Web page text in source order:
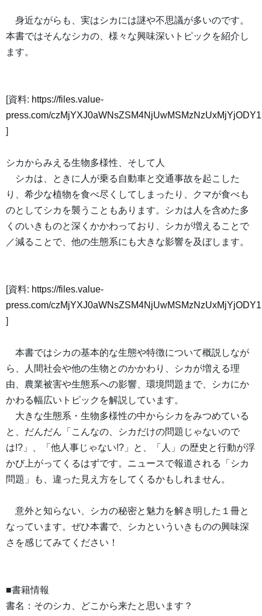
身近ながらも、実はシカには謎や不思議が多いのです。
本書ではそんなシカの、様々な興味深いトピックを紹介し
ます。
[資料: https://files.value-
press.com/
]
シカからみえる生物多様性、そして人
シカは、ときに人が乗る自動車と交通事故を起こした
り、希少な植物を食べ尽くしてしまったり、クマが食べも
のとしてシカを襲うこともあります。シカは人を含めた多
くのいきものと深くかかわっており、シカが増えることで
／減ることで、他の生態系にも大きな影響を及ぼします。
[資料: https://files.value-
press.com/
]
本書ではシカの基本的な生態や特徴について概説しなが
ら、人間社会や他の生物とのかかわり、シカが増える理
由、農業被害や生態系への影響、環境問題まで、シカにか
かわる幅広いトピックを解説しています。
大きな生態系・生物多様性の中からシカをみつめている
と、だんだん「こんなの、シカだけの問題じゃないので
は!?」、「他人事じゃない!?」と、「人」の歴史と行動が浮
かび上がってくるはずです。ニュースで報道される「シカ
問題」も、違った見え方をしてくるかもしれません。
意外と知らない、シカの秘密と魅力を解き明した１冊と
なっています。ぜひ本書で、シカといういきものの興味深
さを感じてみてください！
■書籍情報
書名：そのシカ、どこから来たと思います？